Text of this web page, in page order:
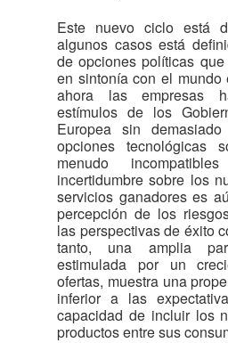
Este nuevo ciclo está
algunos casos está
de opciones políticas
en sintonía con el mundo
ahora las empresas
estímulos de los
Europea sin
opciones tecnológicas
menudo
incertidumbre sobre los
servicios ganadores es
percepción de los
las perspectivas de éxito
tanto, una amplia
estimulada por un
ofertas, muestra una
inferior a las
capacidad de incluir los
productos entre sus